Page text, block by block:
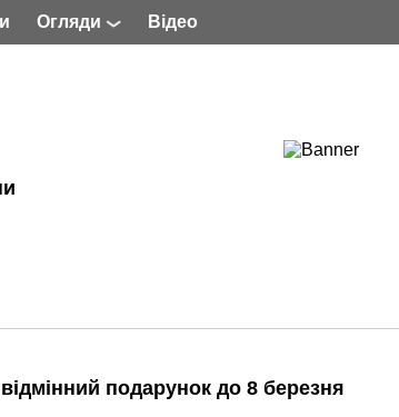
Огляди Відео
подарунок до 8 березня